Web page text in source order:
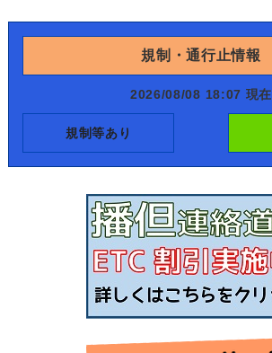
規制・通行止情報
2026/08/08 18:07 現在
規制等あり